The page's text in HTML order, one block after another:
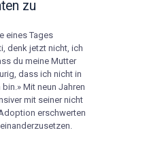
zu
eines Tages
denk jetzt nicht, ich
du meine Mutter
dass ich nicht in
Mit neun Jahren
mit seiner nicht
erschwerten